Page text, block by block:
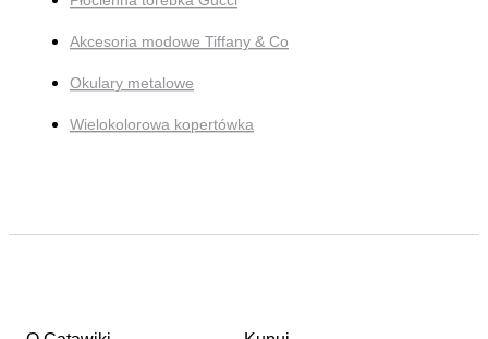
Akcesoria modowe Tiffany & Co
Okulary metalowe
Wielokolorowa kopertówka